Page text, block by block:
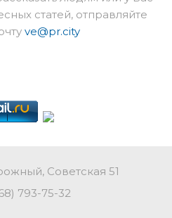
статей, отправляйте
ve@pr.city
Советская 51
793-75-32